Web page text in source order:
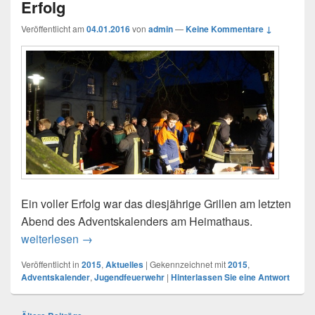
Erfolg
Veröffentlicht am 04.01.2016von admin—Keine Kommentare ↓
Ein voller Erfolg war das diesjährige Grillen am letzten
Abend des Adventskalenders am Heimathaus.
weiterlesen 23.12.2015: Grillen beim Adventskalender
→
Veröffentlicht in 2015, Aktuelles | Gekennzeichnet mit2015,
Adventskalender, Jugendfeuerwehr | Hinterlassen Sie eine Antwort